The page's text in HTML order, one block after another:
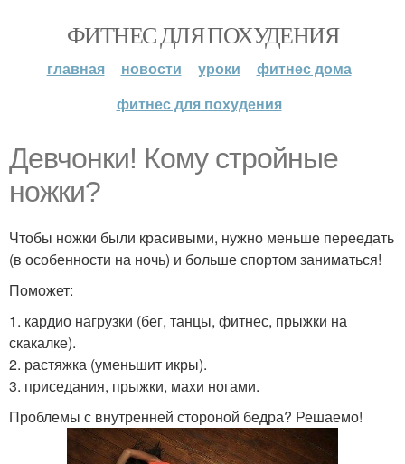
ФИТНЕС ДЛЯ ПОХУДЕНИЯ
главная новости уроки
фитнес дома
фитнес для похудения
Девчонки! Кому стройные
ножки?
Чтобы ножки были красивыми, нужно меньше переедать
(в особенности на ночь) и больше спортом заниматься!
Поможет:
1. кардио нагрузки (бег, танцы, фитнес, прыжки на
скакалке).
2. растяжка (уменьшит икры).
3. приседания, прыжки, махи ногами.
Проблемы с внутренней стороной бедра? Решаемо!